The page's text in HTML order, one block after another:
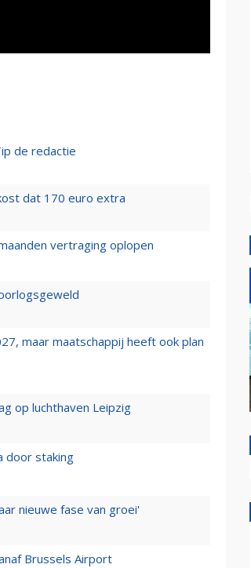
de redactie
dat 170 euro extra
vertraging oplopen
maar maatschappij heeft ook plan
op luchthaven Leipzig
door staking
nieuwe fase van groei'
Brussels Airport